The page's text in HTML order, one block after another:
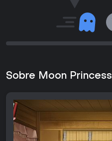
Sobre Moon Princess